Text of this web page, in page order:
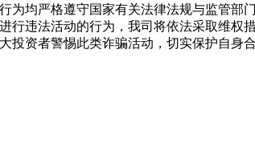
为均严格遵守国家有关法律法规与监管部
行违法活动的行为，我司将依法采取维权
投资者警惕此类诈骗活动，切实保护自身